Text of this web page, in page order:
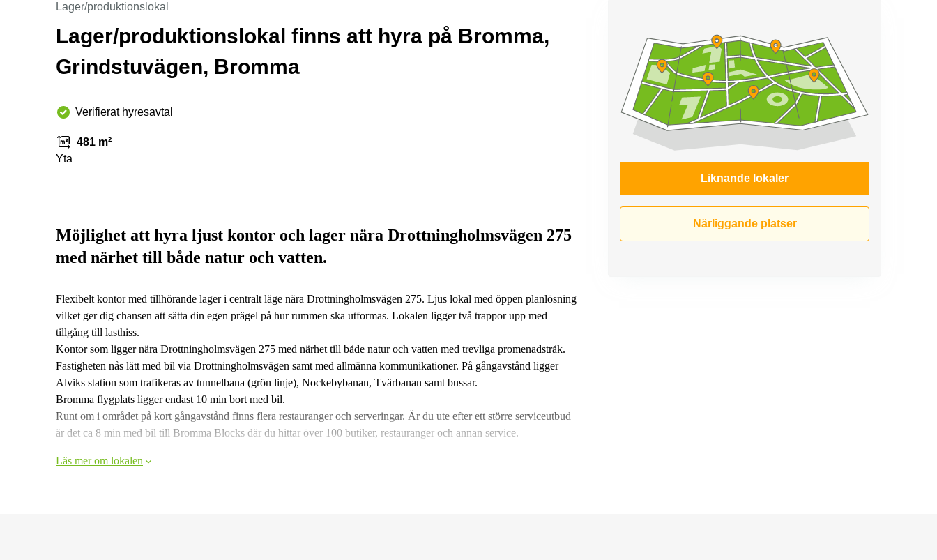
Lager/produktionslokal
Lager/produktionslokal finns att hyra på Bromma,
Grindstuvägen, Bromma
Verifierat hyresavtal
481 m²
Yta
Liknande lokaler
Närliggande platser
Möjlighet att hyra ljust kontor och lager nära Drottningholmsvägen 275
med närhet till både natur och vatten.
Flexibelt kontor med tillhörande lager i centralt läge nära Drottningholmsvägen 275. Ljus lokal med öppen planlösning
vilket ger dig chansen att sätta din egen prägel på hur rummen ska utformas. Lokalen ligger två trappor upp med
tillgång till lasthiss.
Kontor som ligger nära Drottningholmsvägen 275 med närhet till både natur och vatten med trevliga promenadstråk.
Fastigheten nås lätt med bil via Drottningholmsvägen samt med allmänna kommunikationer. På gångavstånd ligger
Alviks station som trafikeras av tunnelbana (grön linje), Nockebybanan, Tvärbanan samt bussar.
Bromma flygplats ligger endast 10 min bort med bil.
Runt om i området på kort gångavstånd finns flera restauranger och serveringar. Är du ute efter ett större serviceutbud
är det ca 8 min med bil till Bromma Blocks där du hittar över 100 butiker, restauranger och annan service.
Läs mer om lokalen